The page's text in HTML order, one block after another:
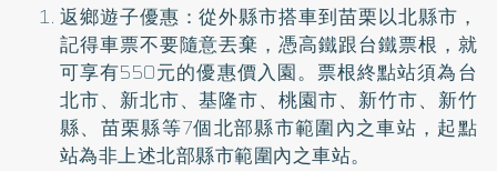
返鄉遊子優惠：從外縣市搭車到苗栗以北縣市，
記得車票不要隨意丟棄，憑高鐵跟台鐵票根，就
可享有550元的優惠價入園。票根終點站須為台
北市、新北市、基隆市、桃園市、新竹市、新竹
縣、苗栗縣等7個北部縣市範圍內之車站，起點
站為非上述北部縣市範圍內之車站。